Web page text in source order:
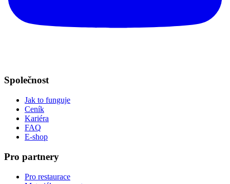
Společnost
Jak to funguje
Ceník
Kariéra
FAQ
E-shop
Pro partnery
Pro restaurace